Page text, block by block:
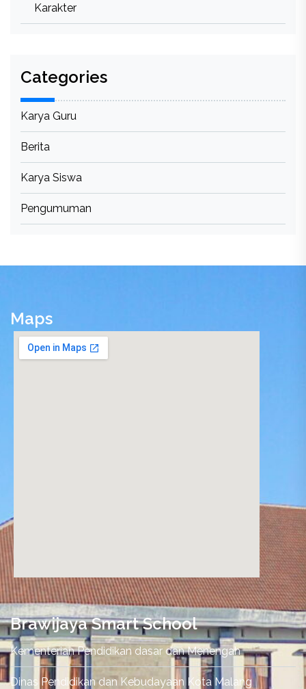
Karakter
Categories
Karya Guru
Berita
Karya Siswa
Pengumuman
Maps
nordvpn promo code
Brawijaya Smart School
Kementerian Pendidikan dasar dan Menengah
Dinas Pendidikan dan Kebudayaan Kota Malang